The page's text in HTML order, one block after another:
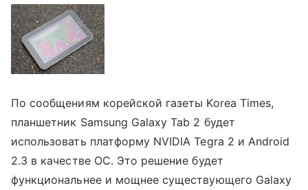
По сообщениям корейской газеты Korea Times,
планшетник Samsung Galaxy Tab 2 будет
использовать платформу NVIDIA Tegra 2 и Android
2.3 в качестве ОС. Это решение будет
функциональнее и мощнее существующего Galaxy